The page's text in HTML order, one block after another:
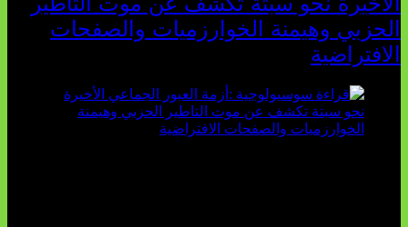
الحزبي وهيمنة الخوارزميات والصفحات
الافتراضية